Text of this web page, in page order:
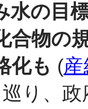
の目
合物の
化も (産
り、政